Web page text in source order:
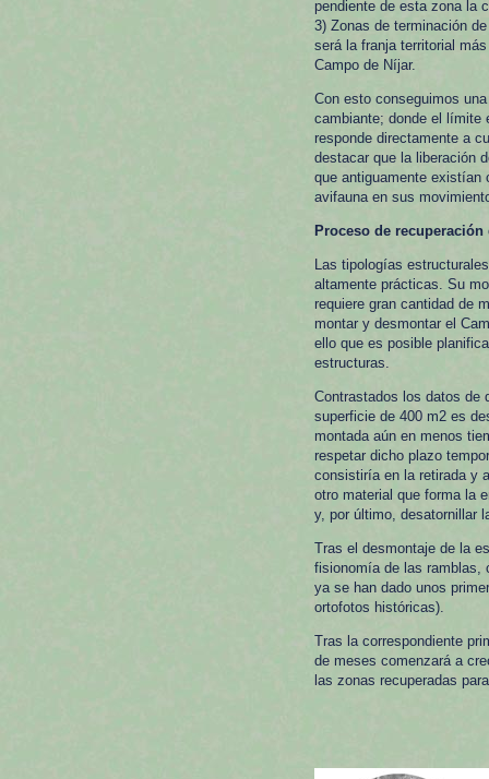
pendiente de esta zona la
3) Zonas de terminación
será la franja territorial
Campo de Níjar.
Con esto conseguimos
cambiante; donde el límite
responde directamente a
destacar que la liberación
que antiguamente existían
avifauna en sus
Proceso de
Las tipologías
altamente prácticas. Su
requiere gran cantidad de
montar y desmontar el
ello que es posible
estructuras.
Contrastados los datos de
superficie de 400 m2 es
montada aún en menos
respetar dicho plazo
consistiría en la retirada y
otro material que forma la
y, por último, desatornillar
Tras el desmontaje de la
fisionomía de las ramblas,
ya se han dado unos
ortofotos históricas).
Tras la correspondiente
de meses comenzará a
las zonas recuperadas